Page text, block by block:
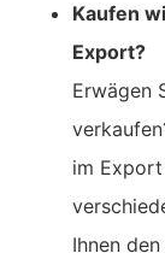
Kaufen
Export?
Erwägen
im
Ihnen